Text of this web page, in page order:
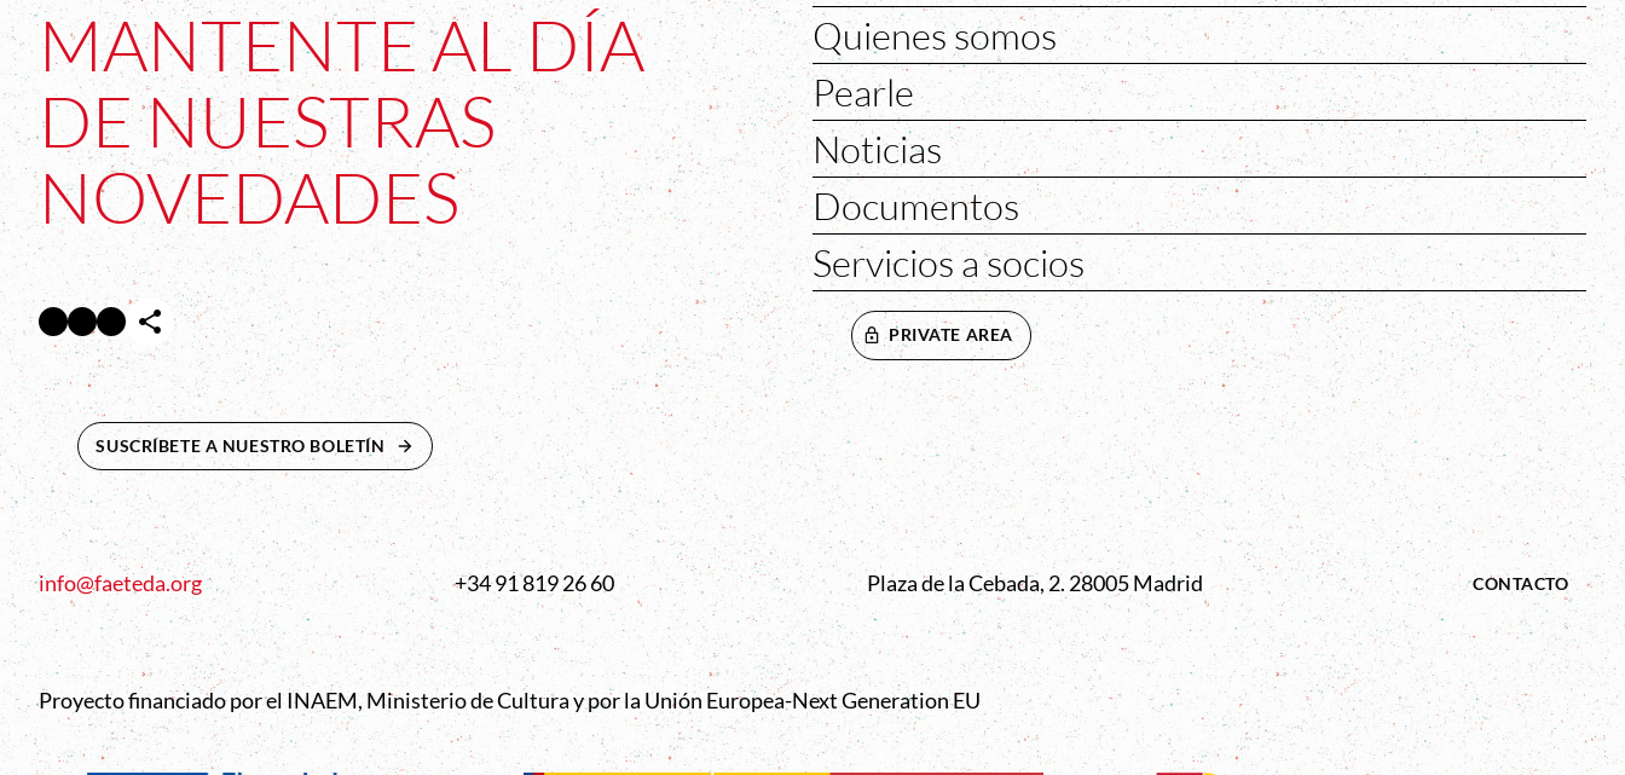
MANTENTE AL DÍA
DE NUESTRAS
NOVEDADES
Facebook Abre en nueva ventana
Twitter Abre en nueva ventana
InstagramAbre en nueva ventana
SUSCRÍBETE A NUESTRO BOLETÍN ABRE EN NUEVA VENTANA
Quienes somos
Pearle
Noticias
Documentos
Servicios a socios
PRIVATE AREA
info@faeteda.org +34 91 819 26 60 Plaza de la Cebada, 2. 28005 Madrid CONTACTO
Proyecto financiado por el INAEM, Ministerio de Cultura y por la Unión Europea-Next Generation EU